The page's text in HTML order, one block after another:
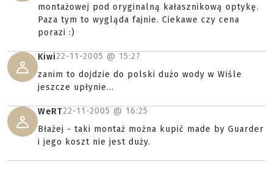
montażowej pod oryginalną kałasznikową optykę.
Paza tym to wygląda fajnie. Ciekawe czy cena
porazi :)
Kiwi22-11-2005 @ 15:27
zanim to dojdzie do polski dużo wody w Wiśle
jeszcze upłynie...
WeRT22-11-2005 @ 16:25
Błażej - taki montaż można kupić made by Guarder
i jego koszt nie jest duży.